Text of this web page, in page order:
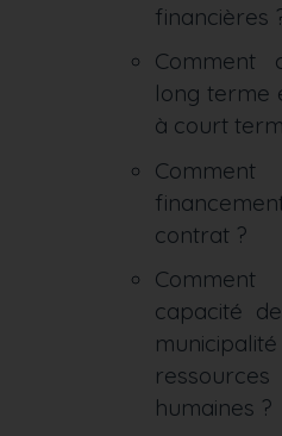
financières
Comment
long terme
à court
contrat ?
capacité
humaines ?